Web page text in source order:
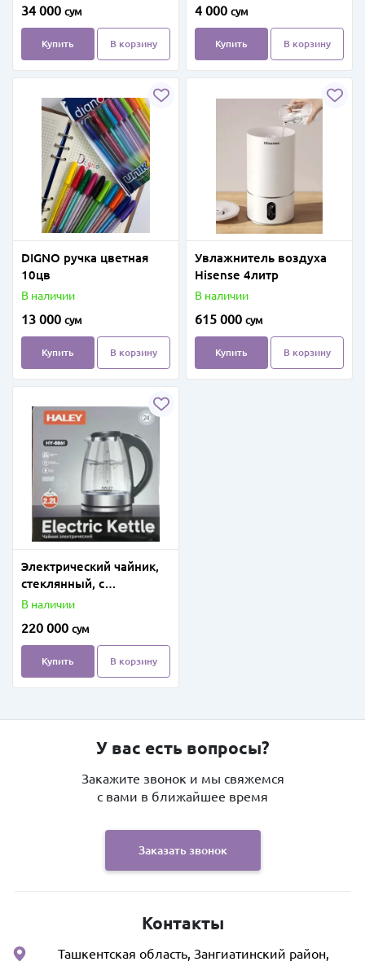
34 000 сум
Купить В корзину
4 000 сум
Купить В корзину
DIGNO ручка цветная
10цв
В наличии
13 000 сум
Купить В корзину
Увлажнитель воздуха
Hisense 4литр
В наличии
615 000 сум
Купить В корзину
Электрический чайник,
стеклянный, с
подсветкой 2.2 л
В наличии
220 000 сум
Купить В корзину
У вас есть вопросы?
Закажите звонок и мы свяжемся
с вами в ближайшее время
Заказать звонок
Контакты
Ташкентская область, Зангиатинский район,